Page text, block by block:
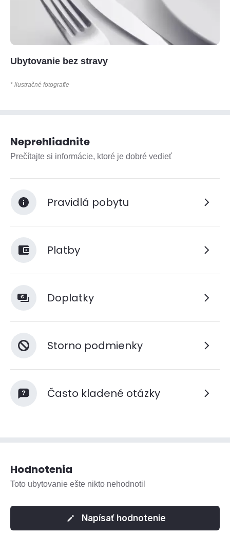
Ubytovanie bez stravy
* ilustračné fotografie
Neprehliadnite
Prečítajte si informácie, ktoré je dobré vedieť
Pravidlá pobytu
Platby
Doplatky
Storno podmienky
Často kladené otázky
Hodnotenia
Toto ubytovanie ešte nikto nehodnotil
Napísať hodnotenie